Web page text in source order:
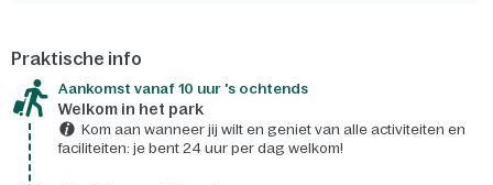
Praktische info
Aankomst vanaf 10 uur 's ochtends
Welkom in het park
Kom aan wanneer jij wilt en geniet van alle activiteiten en
faciliteiten: je bent 24 uur per dag welkom!